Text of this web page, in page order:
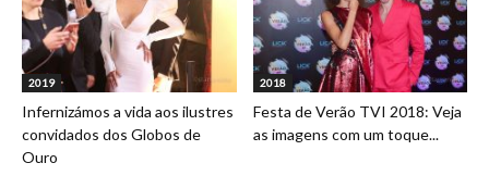
2019
Infernizámos a vida aos ilustres
convidados dos Globos de
Ouro
2018
Festa de Verão TVI 2018: Veja
as imagens com um toque...